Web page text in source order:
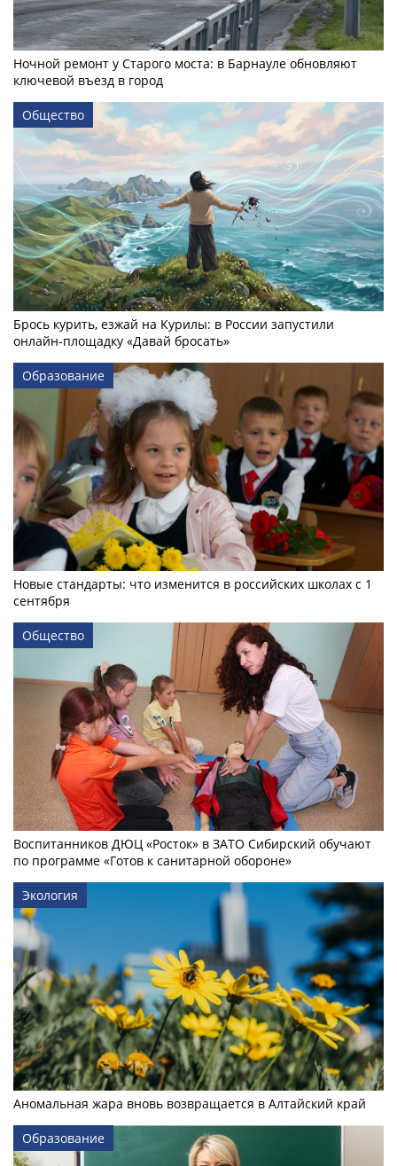
Ночной ремонт у Старого моста: в Барнауле обновляют
ключевой въезд в город
Общество
Брось курить, езжай на Курилы: в России запустили
онлайн-­площадку «Давай бросать»
Образование
Новые стандарты: что изменится в российских школах с 1
сентября
Общество
Воспитанников ДЮЦ «Росток» в ЗАТО Сибирский обучают
по программе «Готов к санитарной обороне»
Экология
Аномальная жара вновь возвращается в Алтайский край
Образование